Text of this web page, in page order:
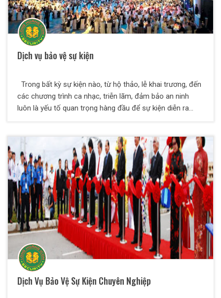
Dịch vụ bảo vệ sự kiện
Trong bất kỳ sự kiện nào, từ hộ thảo, lễ khai trương, đến
các chương trình ca nhạc, triễn lãm, đảm bảo an ninh
luôn là yếu tố quan trọng hàng đầu để sự kiện diễn ra
tổ chức các sự kiện một cách suôn sẻ và an toàn tuyệt
đối.
Dịch Vụ Bảo Vệ Sự Kiện Chuyên Nghiệp